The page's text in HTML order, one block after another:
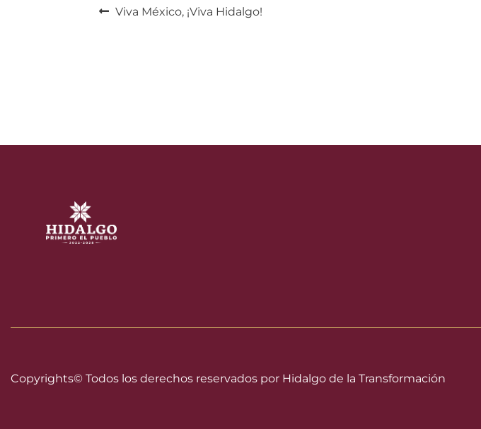
Navegación
Anterior:
Viva México, ¡Viva Hidalgo!
Copyrights© Todos los derechos reservados por Hidalgo de la Transformación